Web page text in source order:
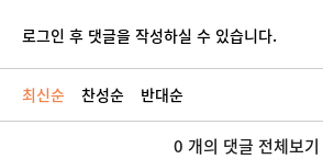
로그인 후 댓글을 작성하실 수 있습니다.
최신순 찬성순 반대순
0 개의 댓글 전체보기